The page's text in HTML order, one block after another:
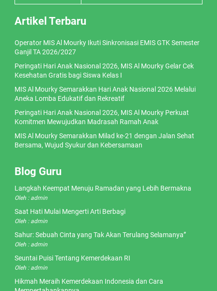
Artikel Terbaru
Operator MIS Al Mourky Ikuti Sinkronisasi EMIS GTK Semester
Ganjil TA 2026/2027
Peringati Hari Anak Nasional 2026, MIS Al Mourky Gelar Cek
Kesehatan Gratis bagi Siswa Kelas I
MIS Al Mourky Semarakkan Hari Anak Nasional 2026 Melalui
Aneka Lomba Edukatif dan Rekreatif
Peringati Hari Anak Nasional 2026, MIS Al Mourky Perkuat
Komitmen Mewujudkan Madrasah Ramah Anak
MIS Al Mourky Semarakkan Milad ke-21 dengan Jalan Sehat
Bersama, Wujud Syukur dan Kebersamaan
Blog Guru
Langkah Keempat Menuju Ramadan yang Lebih Bermakna
Oleh : admin
Saat Hati Mulai Mengerti Arti Berbagi
Oleh : admin
Sahur: Sebuah Cinta yang Tak Akan Terulang Selamanya”
Oleh : admin
Seuntai Puisi Tentang Kemerdekaan RI
Oleh : admin
Hikmah Meraih Kemerdekaan Indonesia dan Cara